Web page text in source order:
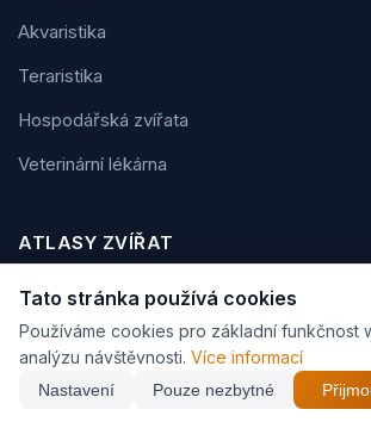
Akvaristika
Teraristika
Hospodářská zvířata
Veterinární lékárna
ATLASY ZVÍŘAT
Atlas plemen psů
Atlas plemen koček
Atlas plemen koní
Tato stránka používá cookies
Používáme cookies pro základní funkčnost
analýzu návštěvnosti. Více informací
Nastavení Pouze nezbytné